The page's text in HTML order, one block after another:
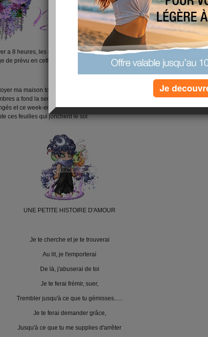
a 8 heures, les enfants étaient énerver a peine lever pourtant il
de prévu en cette belle journée
ma maison toute l'apres-midi, mais je n'ai pas encore finie, je
a fond la semaine prochaine car j'ai encore une petite
et ce week-end si, il fais beau ce sera le jardin qui en as bien
ces feuilles qui jonchent le sol
UNE PETITE HISTOIRE D'AMOUR
Je te cherche et je te trouverai
Au lit, je t'emporterai
De là, j'abuserai de toi
Je te ferai frémir, suer,
Trembler jusqu'à ce que tu gémisses......
Je te ferai demander grâce,
Jusqu'à ce que tu me supplies d'arrêter
Je